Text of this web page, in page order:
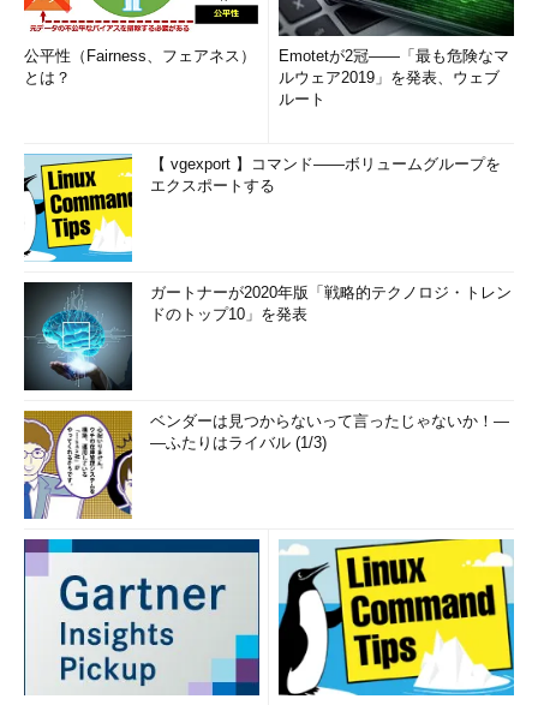
公平性（Fairness、フェアネス）
とは？
Emotetが2冠――「最も危険なマ
ルウェア2019」を発表、ウェブ
ルート
【 vgexport 】コマンド――ボリュームグループを
エクスポートする
ガートナーが2020年版「戦略的テクノロジ・トレン
ドのトップ10」を発表
ベンダーは見つからないって言ったじゃないか！―
―ふたりはライバル (1/3)